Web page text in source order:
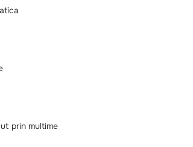
prin multime